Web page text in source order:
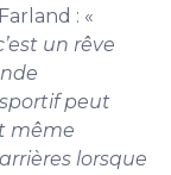
: «
un rêve
peut
même
lorsque